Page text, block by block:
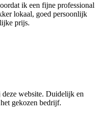
ik een fijne professional
lokaal, goed persoonlijk
prijs.
website. Duidelijk en
gekozen bedrijf.